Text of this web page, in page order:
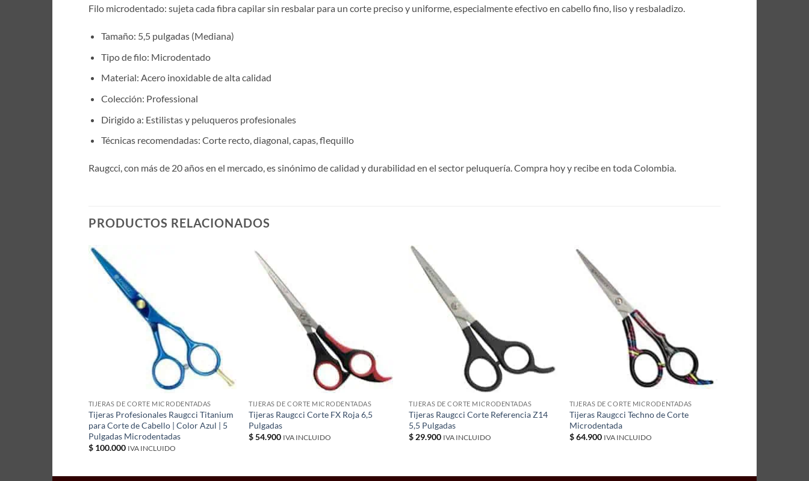
Filo microdentado: sujeta cada fibra capilar sin resbalar para un corte preciso y uniforme, especialmente efectivo en cabello fino, liso y resbaladizo.
Tamaño: 5,5 pulgadas (Mediana)
Tipo de filo: Microdentado
Material: Acero inoxidable de alta calidad
Colección: Professional
Dirigido a: Estilistas y peluqueros profesionales
Técnicas recomendadas: Corte recto, diagonal, capas, flequillo
Raugcci, con más de 20 años en el mercado, es sinónimo de calidad y durabilidad en el sector peluquería. Compra hoy y recibe en toda Colombia.
PRODUCTOS RELACIONADOS
TIJERAS DE CORTE MICRODENTADAS
Tijeras Profesionales Raugcci Titanium
para Corte de Cabello | Color Azul | 5
Pulgadas Microdentadas
$100.000 IVA INCLUIDO
TIJERAS DE CORTE MICRODENTADAS
Tijeras Raugcci Corte FX Roja 6,5
Pulgadas
$54.900 IVA INCLUIDO
TIJERAS DE CORTE MICRODENTADAS
Tijeras Raugcci Corte Referencia Z14
5,5 Pulgadas
$ 29.900 IVA INCLUIDO
TIJERAS DE CORTE MICRODENTADAS
Tijeras Raugcci Techno de Corte
Microdentada
$64.900 IVA INCLUIDO